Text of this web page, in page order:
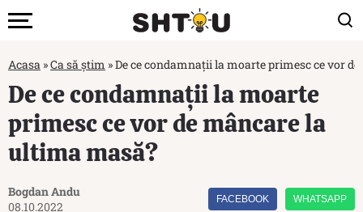
Acasa »Ca să știm »De ce condamnații la moarte primesc ce vor
De ce condamnații la moarte
primesc ce vor de mâncare la
ultima masă?
Bogdan Andu
08.10.2022
FACEBOOK WHATSAPP